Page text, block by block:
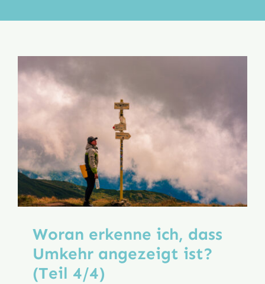
Aktion
Woran erkenne ich, dass
Umkehr angezeigt ist?
(Teil 4/4)